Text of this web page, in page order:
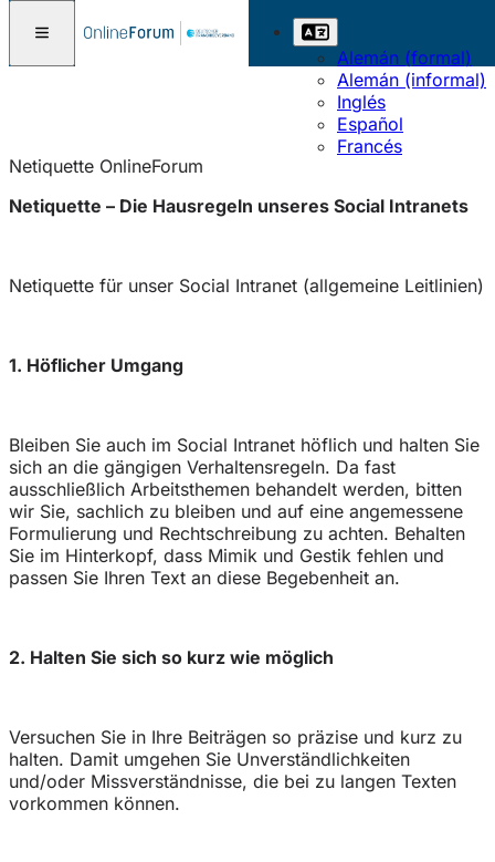
Alemán (formal)
Alemán (informal)
Inglés
Español
Francés
Netiquette OnlineForum
Netiquette – Die Hausregeln unseres Social Intranets
Netiquette für unser Social Intranet (allgemeine Leitlinien)
1. Höflicher Umgang
Bleiben Sie auch im Social Intranet höflich und halten Sie
sich an die gängigen Verhaltensregeln. Da fast
ausschließlich Arbeitsthemen behandelt werden, bitten
wir Sie, sachlich zu bleiben und auf eine angemessene
Formulierung und Rechtschreibung zu achten. Behalten
Sie im Hinterkopf, dass Mimik und Gestik fehlen und
passen Sie Ihren Text an diese Begebenheit an.
2. Halten Sie sich so kurz wie möglich
Versuchen Sie in Ihre Beiträgen so präzise und kurz zu
halten. Damit umgehen Sie Unverständlichkeiten
und/oder Missverständnisse, die bei zu langen Texten
vorkommen können.